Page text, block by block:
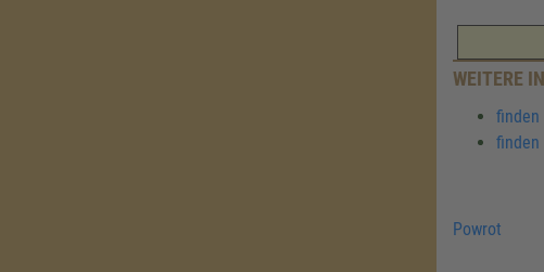
WEITERE
finden
finden
Powrot